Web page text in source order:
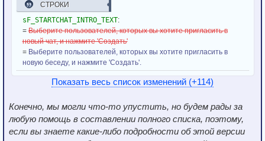
СТРОКИ
sF_STARTCHAT_INTRO_TEXT:
=Выберите пользователей, которых вы хотите пригласить в
новый чат, и нажмите 'Создать'
= Выберите пользователей, которых вы хотите пригласить в
новую беседу, и нажмите 'Создать'.
Показать весь список изменений (+114)
Конечно, мы могли что-то упустить, но будем рады за
любую помощь в составлении полного списка, поэтому,
если вы знаете какие-либо подробности об этой версии